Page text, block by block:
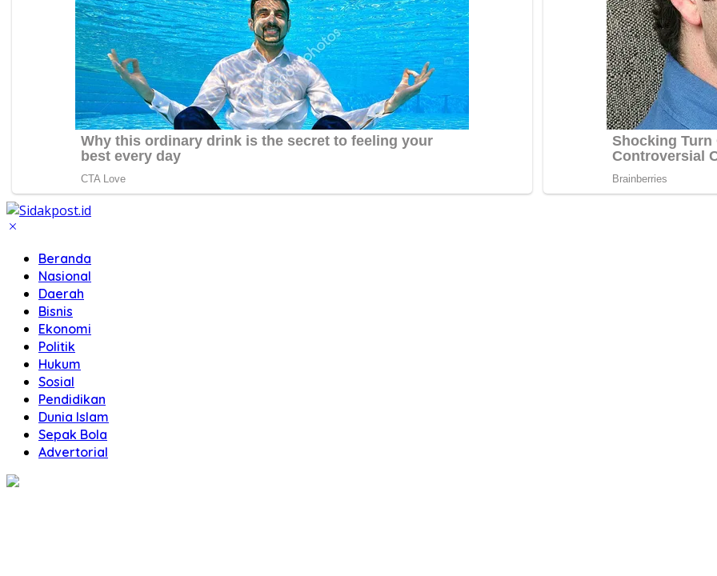
Beranda
Nasional
Daerah
Bisnis
Ekonomi
Politik
Hukum
Sosial
Pendidikan
Dunia Islam
Sepak Bola
Advertorial